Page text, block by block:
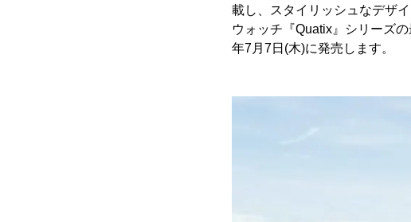
載し、スタイリッシュなデザ
ウォッチ『Quatix』シリーズ
年7月7日(木)に発売します。